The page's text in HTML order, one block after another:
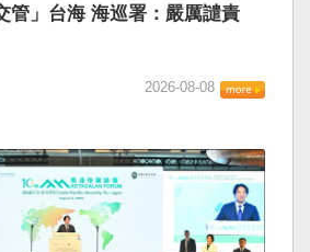
管」台海 海巡署：嚴厲譴責
2026-08-08